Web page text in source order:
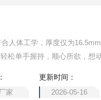
人体工学，厚度仅为
松单手握持，顺心所欲，想
家
更新时间：
2026-05-16